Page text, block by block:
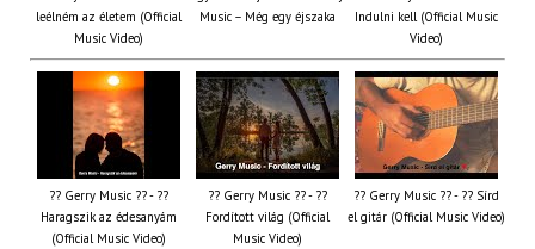
leélném az életem (Official
Music Video)
Music – Még egy éjszaka
Indulni kell (Official Music
Video)
?? Gerry Music ?? - ??
Haragszik az édesanyám
(Official Music Video)
?? Gerry Music ?? - ??
Fordított világ (Official
Music Video)
?? Gerry Music ?? - ?? Sírd
el gitár (Official Music Video)